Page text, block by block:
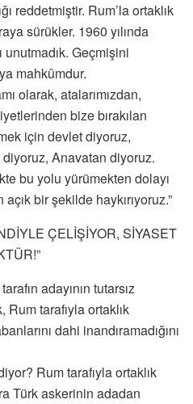
reddetmiştir. Rum’la ortaklık
sürükler. 1960 yılında
unutmadık. Geçmişini
mahkûmdur.
olarak, atalarımızdan,
bize bırakılan
için devlet diyoruz,
Anavatan diyoruz.
bu yolu yürümekten dolayı
bir şekilde haykırıyoruz.”
ÇELİŞİYOR, SİYASET
adayının tutarsız
tarafıyla ortaklık
dahi inandıramadığını
Rum tarafıyla ortaklık
Türk askerinin adadan